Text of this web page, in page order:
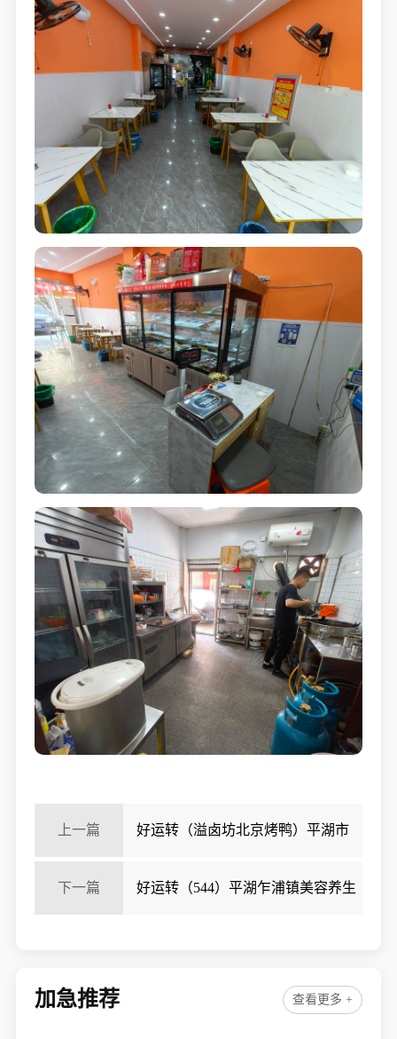
上一篇 好运转（溢卤坊北京烤鸭）平湖市
乍浦农贸市场熟食店转让
下一篇 好运转（544）平湖乍浦镇美容养生
加急推荐 查看更多 +